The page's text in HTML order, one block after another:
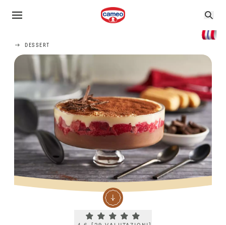
DESSERT
Current rating 4.6. Click to rate.